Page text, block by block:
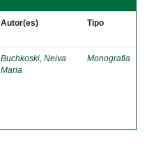
Autor(es) Tipo
Buchkoski, Neiva
Maria
Monografia